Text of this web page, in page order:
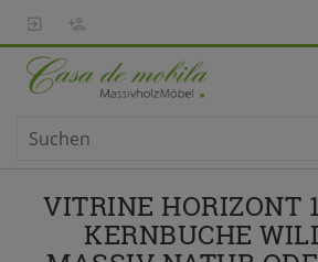
VITRINE HORIZONT
KERNBUCHE